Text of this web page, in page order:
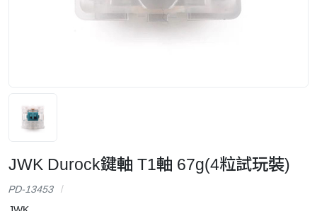
JWK Durock鍵軸 T1軸 67g(4粒試玩裝)
PD-13453